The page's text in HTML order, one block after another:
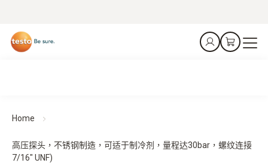
Home
高压探头，不锈钢制造，可适于制冷剂，量程达30bar，螺纹连接
7/16" UNF)